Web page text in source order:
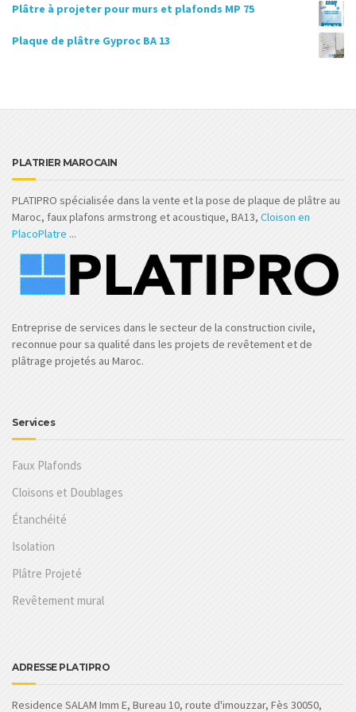
د.م.22,000.00.
د.م.21,432.00.
Plâtre à projeter pour murs et plafonds MP 75
Plaque de plâtre Gyproc BA 13
PLATRIER MAROCAIN
PLATIPRO spécialisée dans la vente et la pose de plaque de plâtre au
Maroc, faux plafons armstrong et acoustique, BA13, Cloison en
PlacoPlatre ...
Entreprise de services dans le secteur de la construction civile,
reconnue pour sa qualité dans les projets de revêtement et de
plâtrage projetés au Maroc.
Services
Faux Plafonds
Cloisons et Doublages
Étanchéité
Isolation
Plâtre Projeté
Revêtement mural
ADRESSE PLATIPRO
Residence SALAM Imm E, Bureau 10, route d'imouzzar, Fès 30050,